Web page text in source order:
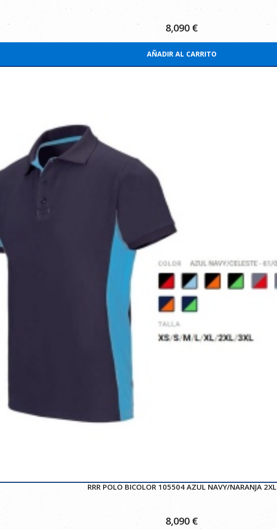
8,090 €
AÑADIR AL CARRITO
RRR POLO BICOLOR 105504 AZUL NAVY/NARANJA 2XL
8,090 €